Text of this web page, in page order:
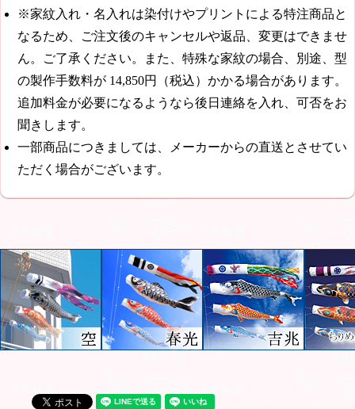
※家紋入れ・名入れは染付けやプリントによる特注商品と
なるため、ご注文後のキャンセルや返品、変更はできませ
ん。ご了承ください。また、特殊な家紋の場合、別途、型
の製作手数料が 14,850円（税込） かかる場合があります。
追加料金が必要になるようなら後日連絡を入れ、可否をお
聞きします。
一部商品につきましては、メーカーからの直送とさせてい
ただく場合がございます。